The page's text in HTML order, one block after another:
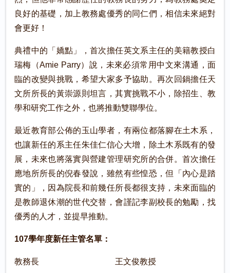
良好的基礎，加上教務處優秀的同仁們，相信未來絕對
會更好！
典禮中的「嬌點」，首次擔任英文系主任的美籍教授白
瑞梅（Amie Parry）說，未來必須常用中文來溝通，面
臨的改變與挑戰，希望大家多予協助。再次回鍋擔任天
文所所長的黃崇源則坦言，其實挑戰不小，除招生、教
學和研究工作之外，也將推動雙聯學位。
最近教育部公佈的玉山學者，有兩位都落腳在土木系，
也讓新任的系主任朱佳仁信心大增，除土木系既有的發
展，未來也將落實與營建管理研究所的合併。首次擔任
應地所所長的倪春發說，雖然有些惶恐，但「內心是踏
實的」，因為院長和前幾任所長都很支持，未來面臨的
是教師退休潮的世代交替，會謹記李副校長的勉勵，找
優秀的人才，並提早推動。
107學年度新任主管名單：
教務長 王文俊教授